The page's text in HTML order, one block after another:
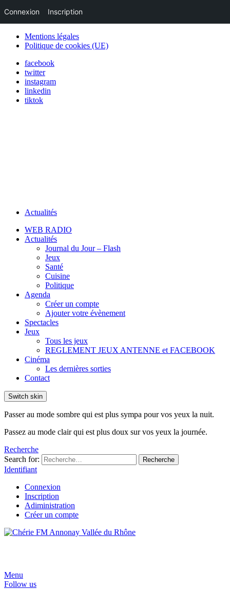
Mentions légales
Politique de cookies (UE)
facebook
twitter
instagram
linkedin
tiktok
Actualités
WEB RADIO
Actualités
Journal du Jour – Flash
Jeux
Santé
Cuisine
Politique
Agenda
Créer un compte
Ajouter votre évènement
Spectacles
Jeux
Tous les jeux
REGLEMENT JEUX ANTENNE et FACEBOOK
Cinéma
Les dernières sorties
Contact
Switch skin
Passer au mode sombre qui est plus sympa pour vos yeux la nuit.
Passez au mode clair qui est plus doux sur vos yeux la journée.
Recherche
Search for:
Recherche
Identifiant
Connexion
Inscription
Adiministration
Créer un compte
Menu
Follow us
Connexion Inscription